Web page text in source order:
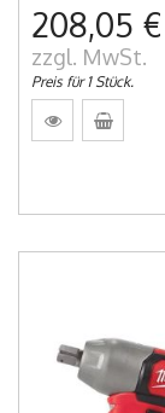
208,05 €
zzgl. MwSt.
Preis für 1 Stück.